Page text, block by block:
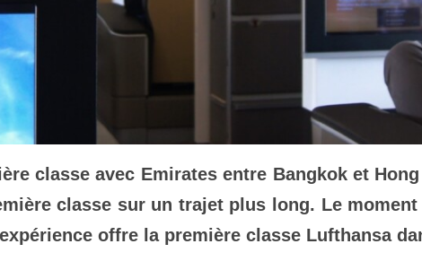
classe avec Emirates entre Bangkok et
classe sur un trajet plus long. Le
offre la première classe Lufthansa